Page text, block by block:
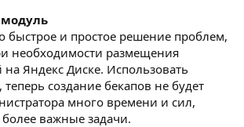
быстрое и простое решение проблем,
необходимости размещения
Яндекс Диске. Использовать
создание бекапов не будет
много времени и сил,
важные задачи.